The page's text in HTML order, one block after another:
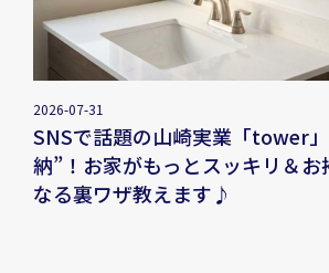
2026-07-31
SNSで話題の山崎実業「tower
納”！お家がもっとスッキリ＆お
なる裏ワザ教えます♪